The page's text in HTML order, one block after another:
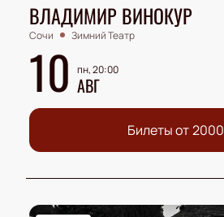
ВЛАДИМИР ВИНОКУР
Сочи Зимний Театр
10 пн, 20:00
АВГ
Билеты от 2000